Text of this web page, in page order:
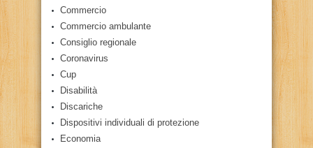
Commercio
Commercio ambulante
Consiglio regionale
Coronavirus
Cup
Disabilità
Discariche
Dispositivi individuali di protezione
Economia